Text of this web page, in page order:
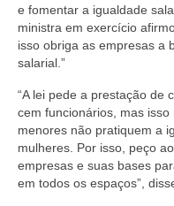
e fomentar a igualdade
ministra em exercício
isso obriga as empresas a
salarial.”
“A lei pede a prestação de
cem funcionários, mas
menores não pratiquem a
mulheres. Por isso, peço
empresas e suas bases
em todos os espaços”,